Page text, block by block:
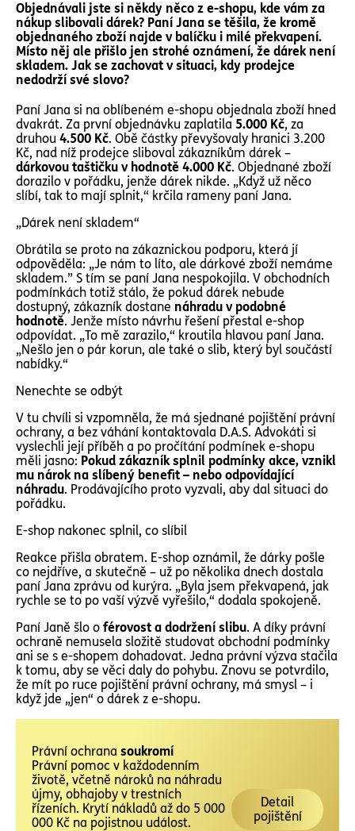
Objednávali jste si někdy něco z e-shopu, kde vám za
nákup slibovali dárek? Paní Jana se těšila, že kromě
objednaného zboží najde v balíčku i milé překvapení.
Místo něj ale přišlo jen strohé oznámení, že dárek není
skladem. Jak se zachovat v situaci, kdy prodejce
nedodrží své slovo?
Paní Jana si na oblíbeném e-shopu objednala zboží hned
dvakrát. Za první objednávku zaplatila 5.000 Kč, za
druhou 4.500 Kč. Obě částky převyšovaly hranici 3.200
Kč, nad níž prodejce sliboval zákazníkům dárek –
dárkovou taštičku v hodnotě 4.000 Kč. Objednané zboží
dorazilo v pořádku, jenže dárek nikde. „Když už něco
slíbí, tak to mají splnit,“ krčila rameny paní Jana.
„Dárek není skladem“
Obrátila se proto na zákaznickou podporu, která jí
odpověděla: „Je nám to líto, ale dárkové zboží nemáme
skladem.” S tím se paní Jana nespokojila. V obchodních
podmínkách totiž stálo, že pokud dárek nebude
dostupný, zákazník dostane náhradu v podobné
hodnotě. Jenže místo návrhu řešení přestal e-shop
odpovídat. „To mě zarazilo,“ kroutila hlavou paní Jana.
„Nešlo jen o pár korun, ale také o slib, který byl součástí
nabídky.“
Nenechte se odbýt
V tu chvíli si vzpomněla, že má sjednané pojištění právní
ochrany, a bez váhání kontaktovala D.A.S. Advokáti si
vyslechli její příběh a po pročítání podmínek e-shopu
měli jasno: Pokud zákazník splnil podmínky akce, vznikl
mu nárok na slíbený benefit – nebo odpovídající
náhradu. Prodávajícího proto vyzvali, aby dal situaci do
pořádku.
E-shop nakonec splnil, co slíbil
Reakce přišla obratem. E-shop oznámil, že dárky pošle
co nejdříve, a skutečně – už po několika dnech dostala
paní Jana zprávu od kurýra. „Byla jsem překvapená, jak
rychle se to po vaší výzvě vyřešilo,“ dodala spokojeně.
Paní Janě šlo o férovost a dodržení slibu. A díky právní
ochraně nemusela složitě studovat obchodní podmínky
ani se s e-shopem dohadovat. Jedna právní výzva stačila
k tomu, aby se věci daly do pohybu. Znovu se potvrdilo,
že mít po ruce pojištění právní ochrany, má smysl – i
když jde „jen“ o dárek z e-shopu.
Právní ochrana soukromí
Právní pomoc v každodenním
životě, včetně nároků na náhradu
újmy, obhajoby v trestních
řízeních. Krytí nákladů až do 5 000
000 Kč na pojistnou událost.
Detail
pojištění